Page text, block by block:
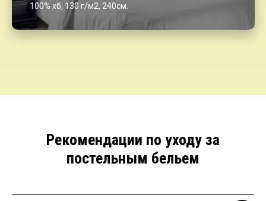
100% хб, 130 г/м2, 240см.
Рекомендации по уходу за
постельным бельем